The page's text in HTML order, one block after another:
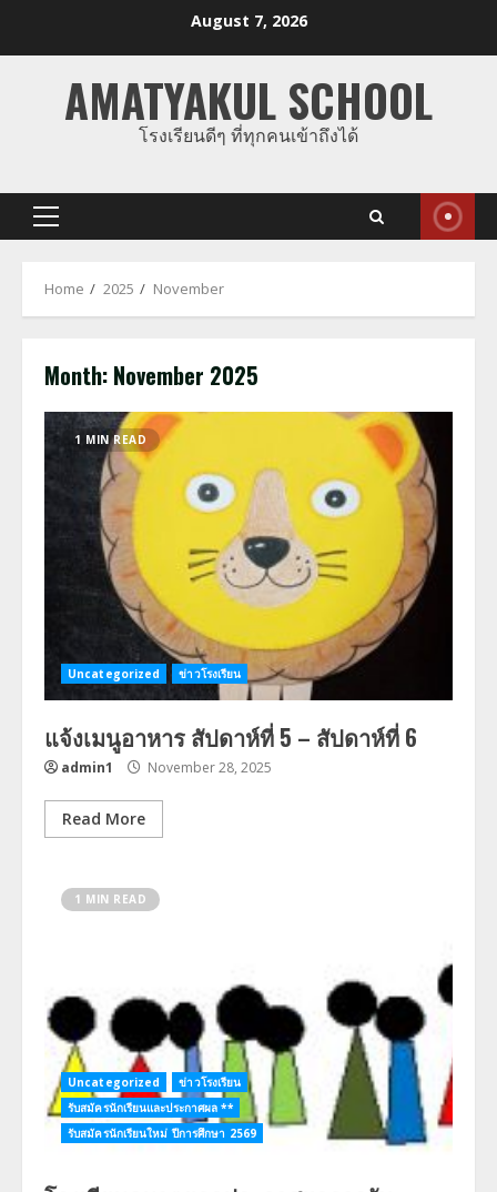
August 7, 2026
AMATYAKUL SCHOOL
โรงเรียนดีๆ ที่ทุกคนเข้าถึงได้
Primary
Home 2025 November
Month: November 2025
1 MIN READ
Uncategorized ข่าวโรงเรียน
แจ้งเมนูอาหาร สัปดาห์ที่ 5 – สัปดาห์ที่ 6
admin1 November 28, 2025
Read More
1 MIN READ
Uncategorized
ข่าวโรงเรียน
รับสมัครนักเรียนและประกาศผล **
รับสมัครนักเรียนใหม่ ปีการศึกษา 2569